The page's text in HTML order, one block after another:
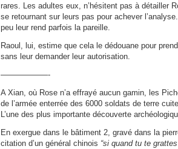
rares. Les adultes eux, n’hésitent pas à détailler
se retournant sur leurs pas pour achever
peu leur rend parfois la pareille.
Raoul, lui, estime que cela le dédouane pour
sans leur demander leur autorisation.
——————-
A Xian, où Rose n’a effrayé aucun gamin, les
de l’armée enterrée des 6000 soldats de terre
L’une des plus importante découverte
En exergue dans le bâtiment 2, gravé dans la
citation d’un général chinois “si quand tu te